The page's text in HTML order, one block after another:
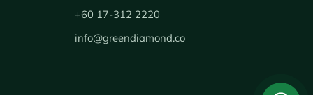
+60 17-312 2220
info@greendiamond.co